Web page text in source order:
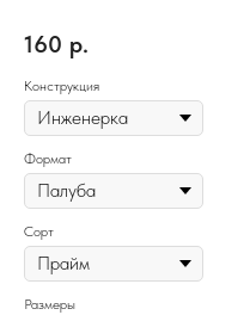
160 р.
Конструкция
Формат
Сорт
Размеры